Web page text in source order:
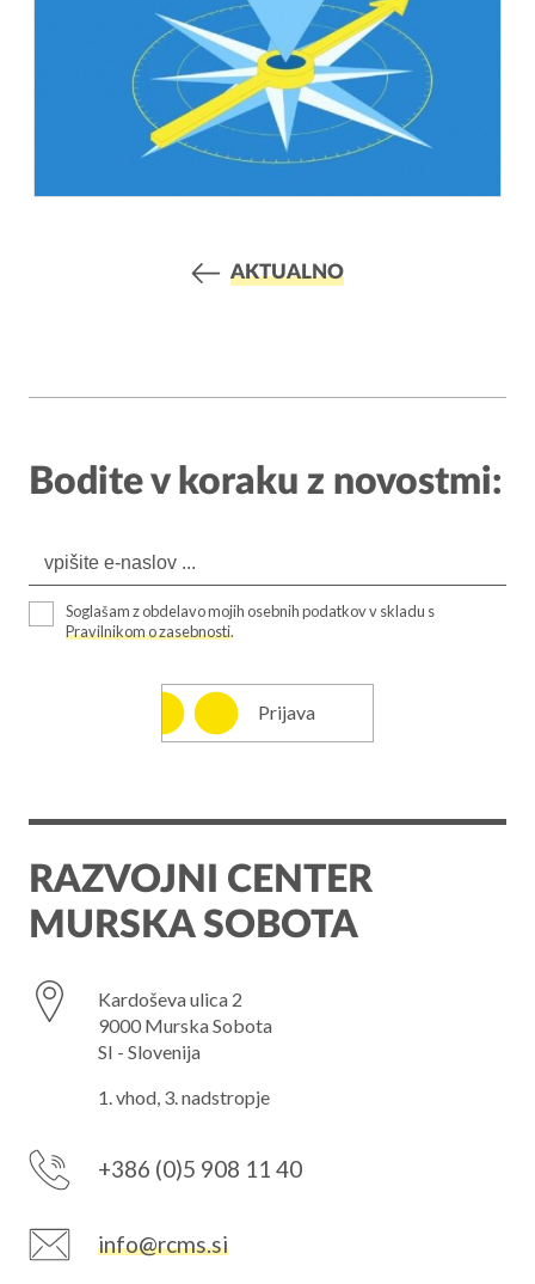
AKTUALNO
Bodite v koraku z novostmi:
Soglašam z obdelavo mojih osebnih podatkov v skladu s
Pravilnikom o zasebnosti.
Prijava
RAZVOJNI CENTER
MURSKA SOBOTA
Kardoševa ulica 2
9000 Murska Sobota
SI - Slovenija
1. vhod, 3. nadstropje
+386 (0)5 908 11 40
info@rcms.si